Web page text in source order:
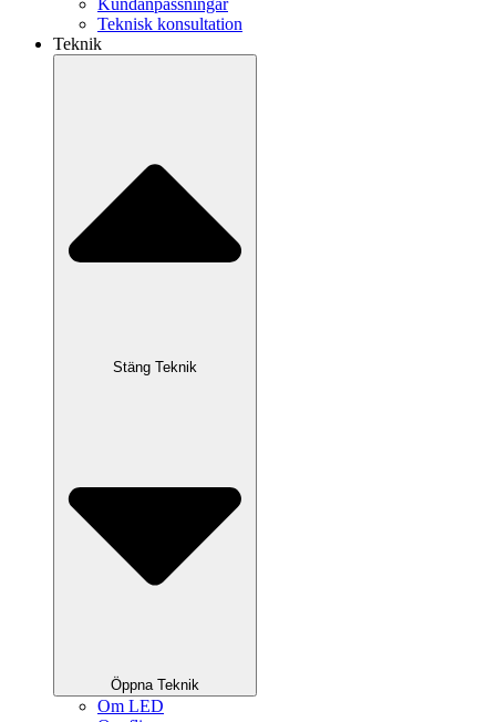
Kundanpassningar
Teknisk konsultation
Teknik
Stäng Teknik
Öppna Teknik
Om LED